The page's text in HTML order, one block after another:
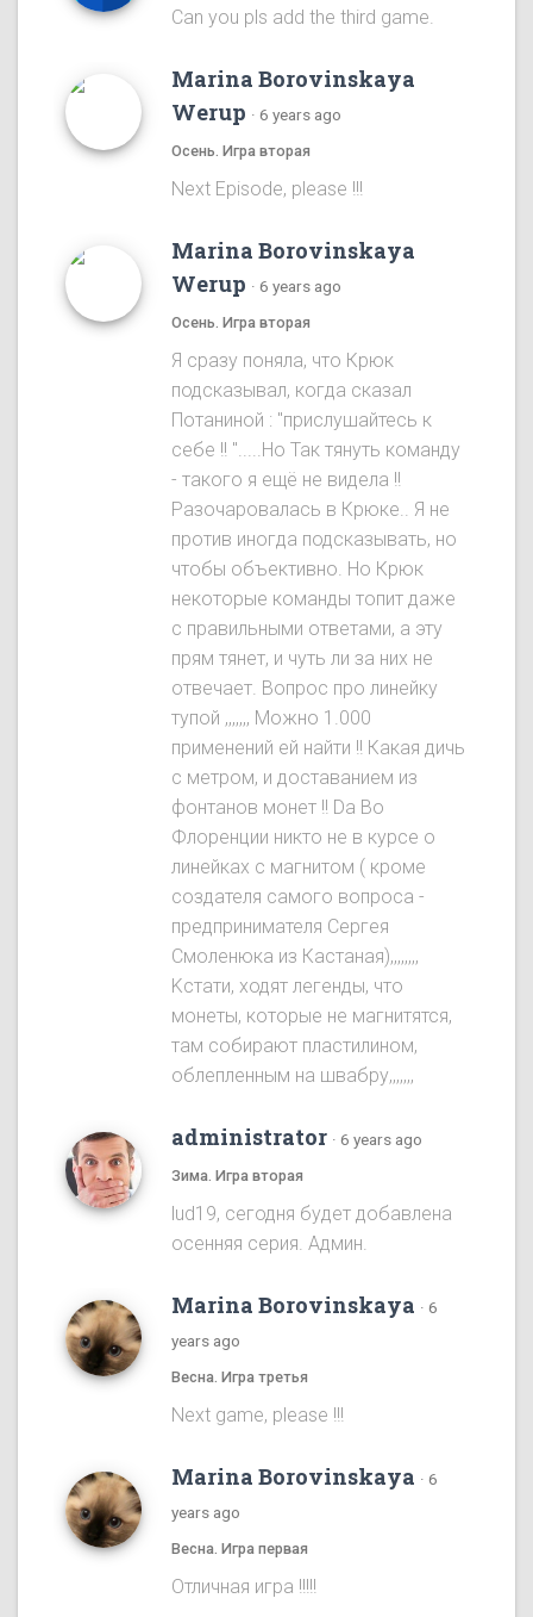
Can you pls add the third game.
Marina Borovinskaya
Werup · 6 years ago
Осень. Игра вторая
Next Episode, please !!!
Marina Borovinskaya
Werup · 6 years ago
Осень. Игра вторая
Я сразу понялa, что Крюк
подсказывал, когда сказал
Потаниной : "прислушайтесь к
себе !! ".....Ho Так тянуть команду
- такого я ещё не видела !!
Разочаровалась в Крюке.. Я не
против иногда подсказывать, но
чтобы объективно. Ho Крюк
некоторые команды топит даже
с правильными ответами, а эту
прям тянет, и чуть ли за них не
отвечает. Вопрос про линейку
тупой ,,,,,,, Можно 1.000
применений ей найти !! Какая дичь
с метром, и доставанием из
фонтанов монет !! Da Во
Флоренции никто не в курсе о
линейках с магнитом ( кроме
создателя самого вопроса -
предпринимателя Сергея
Смоленюка из Кастаная),,,,,,,,
Kстати, ходят легенды, что
монеты, которые не магнитятся,
там собирают пластилином,
облепленным на швабру,,,,,,,
administrator · 6 years ago
Зима. Игра вторая
lud19, сегодня будет добавлена
осенняя серия. Админ.
Marina Borovinskaya · 6
years ago
Весна. Игра третья
Next game, please !!!
Marina Borovinskaya · 6
years ago
Весна. Игра первая
Отличная игра !!!!!